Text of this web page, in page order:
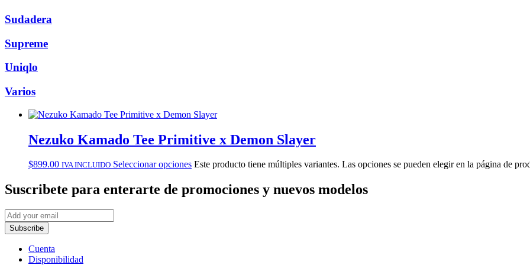
Sudadera
Supreme
Uniqlo
Varios
Nezuko Kamado Tee Primitive x Demon Slayer
$899.00 IVA INCLUIDO Seleccionar opciones Este producto tiene múltiples variantes. Las opciones se pueden elegir en la página de
Suscribete para enterarte de promociones y nuevos modelos
Subscribe
Cuenta
Disponibilidad